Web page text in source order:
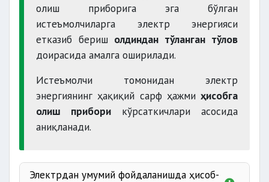
электр тармоғидан узилади.
олиш приборига эга бўлган
истеъмолчиларга электр энергияси
етказиб бериш олдиндан тўланган тўлов
доирасида амалга оширилади.
Истеъмолчи томонидан электр
энергиянинг ҳақиқий сарф ҳажми ҳисобга
олиш прибори кўрсаткичлари асосида
аниқланади.
Электрдан умумий фойдаланишда ҳисоб-